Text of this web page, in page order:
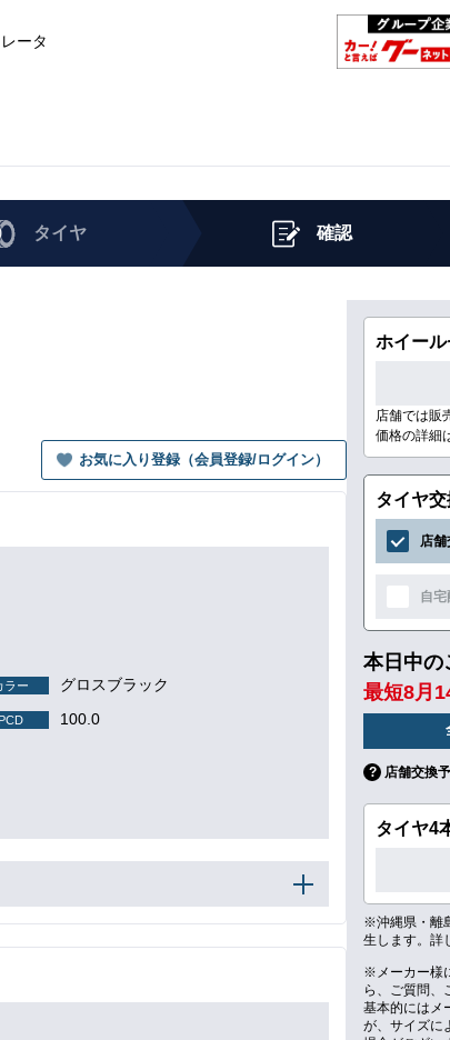
ータ
タイヤ 確認
お気に入り登録（会員登録/ログイン）
ラー グロスブラック
PCD 100.0
ホイー
店舗では販
価格の詳細
タイヤ
店舗
自宅
本日中の
最短8月
店舗交換
タイヤ4
※沖縄県・離
生します。詳
※メーカー様
ら、ご質問、
基本的にはメ
が、サイズに